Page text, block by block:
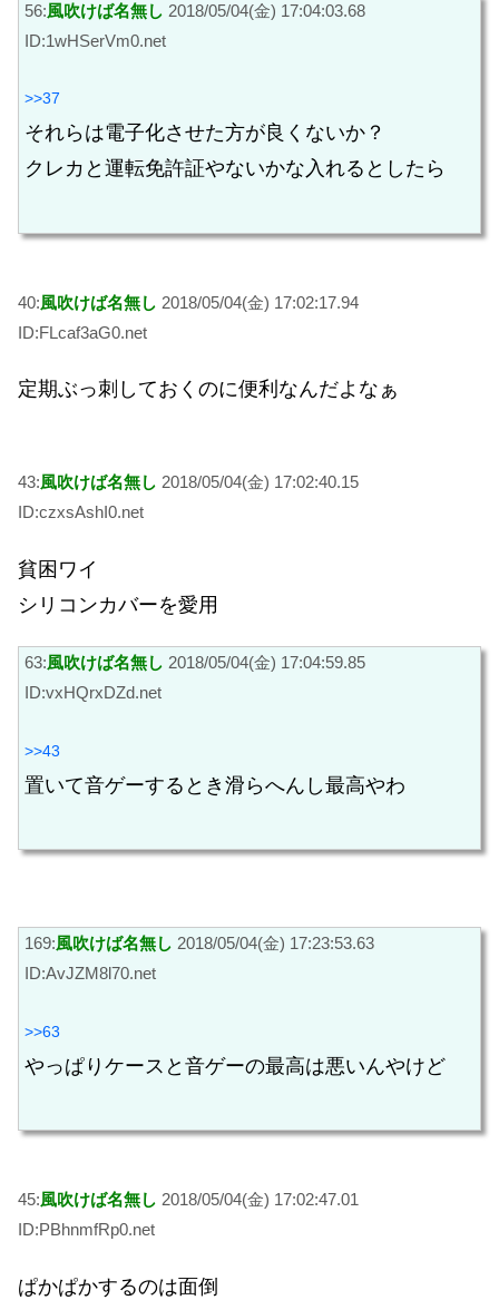
56:風吹けば名無し 2018/05/04(金) 17:04:03.68
ID:1wHSerVm0.net
>>37
それらは電子化させた方が良くないか？
クレカと運転免許証やないかな入れるとしたら
40:風吹けば名無し 2018/05/04(金) 17:02:17.94
ID:FLcaf3aG0.net
定期ぶっ刺しておくのに便利なんだよなぁ
43:風吹けば名無し 2018/05/04(金) 17:02:40.15
ID:czxsAshI0.net
貧困ワイ
シリコンカバーを愛用
63:風吹けば名無し 2018/05/04(金) 17:04:59.85
ID:vxHQrxDZd.net
>>43
置いて音ゲーするとき滑らへんし最高やわ
169:風吹けば名無し 2018/05/04(金) 17:23:53.63
ID:AvJZM8l70.net
>>63
やっぱりケースと音ゲーの最高は悪いんやけど
45:風吹けば名無し 2018/05/04(金) 17:02:47.01
ID:PBhnmfRp0.net
ぱかぱかするのは面倒